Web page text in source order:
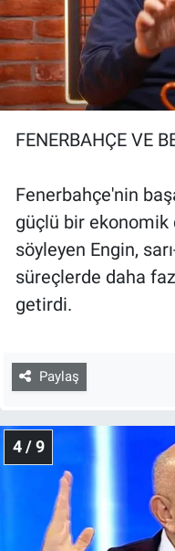
FENERBAHÇE VE
Fenerbahçe'nin
güçlü bir
söyleyen Engin,
süreçlerde daha
getirdi.
Paylaş
4 / 9